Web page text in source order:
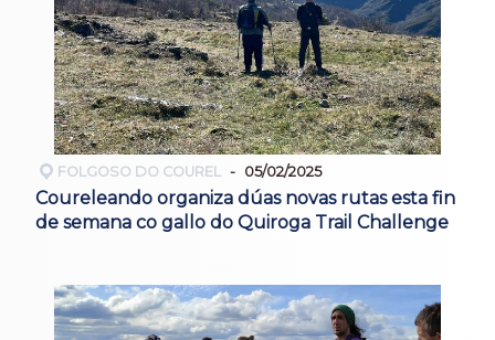
FOLGOSO DO COUREL 05/02/2025
Coureleando organiza dúas novas rutas esta fin
de semana co gallo do Quiroga Trail Challenge